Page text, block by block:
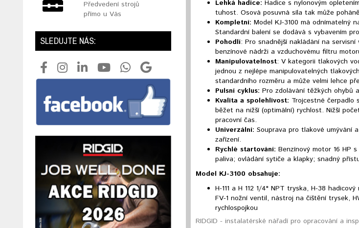
Předvedení strojů
přímo u Vás
SLEDUJTE NÁS:
Lehká hadice: Hadice s nylonovým
tuhost. Osová posuvná síla tak může
Kompletní: Model KJ-3100 má odnímatelný
Standardní balení se dodává s vybavením
Pohodlí: Pro snadnější nakládání na
benzínové nádrži a vzduchovému filtru
Manipulovatelnost: V kategorii tlakových
jednou z nejlépe manipulovatelných
standardního rozměru a může velmi lehce
Pulsní cyklus: Pro zdolávání těžkých ohybů
Kvalita a spolehlivost: Trojcestné čerpadlo
běžet na nižší (optimální) rychlost. Nižší
pracovní čas.
Univerzální: Souprava pro tlakové umývání
zařízení.
Rychlé startování: Benzínový motor 16 HP
paliva; ovládání sytiče a klapky; snadný
Model KJ-3100 obsahuje:
H-111 a H 112 1/4" NPT tryska, H-38
FV-1 nožní ventil, nástroj na čištění trysek,
rychlospojkou
RIDGID - instalatérské nářadí pro opracování a